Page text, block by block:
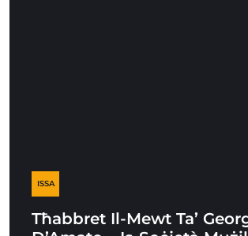
ISSA
Tħabbret Il-Mewt Ta’